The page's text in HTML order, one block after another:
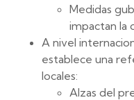
Medidas
impactan la
A nivel
establece una
locales:
Alzas del